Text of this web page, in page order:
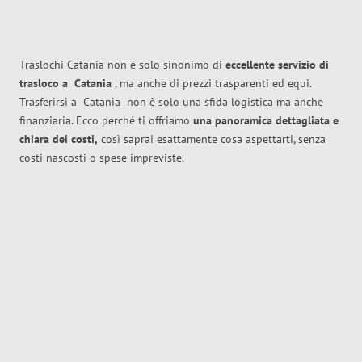
Traslochi Catania non è solo sinonimo di eccellente servizio di
trasloco a Catania , ma anche di prezzi trasparenti ed equi.
Trasferirsi a Catania non è solo una sfida logistica ma anche
finanziaria. Ecco perché ti offriamo una panoramica dettagliata e
chiara dei costi, così saprai esattamente cosa aspettarti, senza
costi nascosti o spese impreviste.